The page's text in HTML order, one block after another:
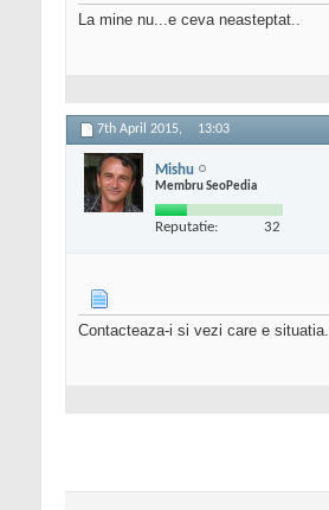
La mine nu...e ceva neasteptat..
7th April 2015, 13:03
Mishu
Membru SeoPedia
Reputatie: 32
Contacteaza-i si vezi care e situatia.